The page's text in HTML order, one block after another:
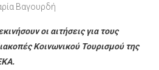
Βαγουρδή
οι αιτήσεις για τους
Κοινωνικού Τουρισμού της